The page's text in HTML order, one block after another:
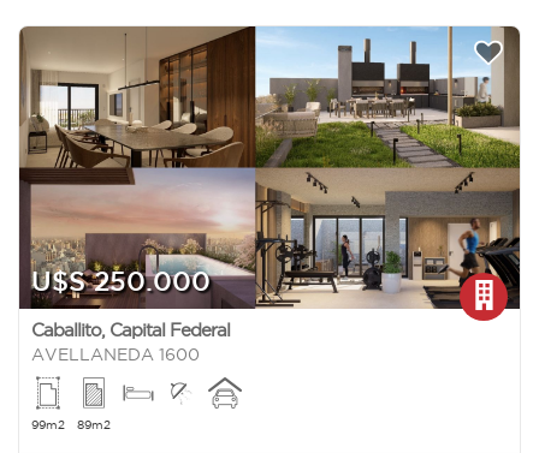
U$S 250.000
Caballito, Capital Federal
AVELLANEDA 1600
99m2 89m2